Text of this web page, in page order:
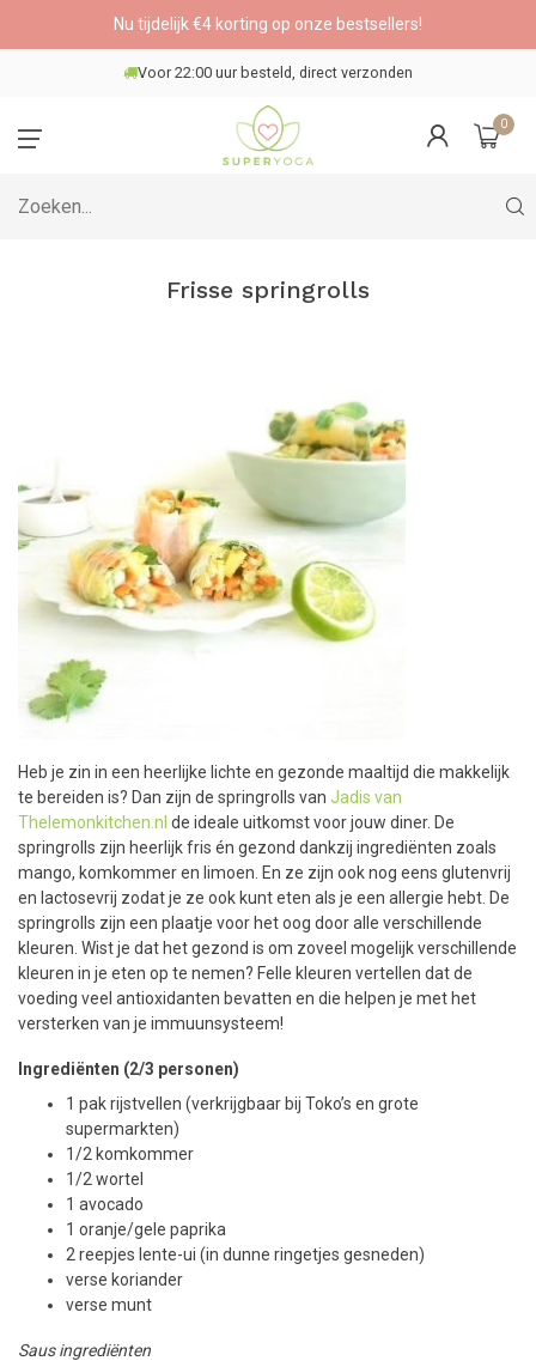
Nu tijdelijk €4 korting op onze bestsellers!
Voor 22:00 uur besteld, direct verzonden
0
Frisse springrolls
Heb je zin in een heerlijke lichte en gezonde maaltijd die makkelijk
te bereiden is? Dan zijn de springrolls van Jadis van
Thelemonkitchen.nl de ideale uitkomst voor jouw diner. De
springrolls zijn heerlijk fris én gezond dankzij ingrediënten zoals
mango, komkommer en limoen. En ze zijn ook nog eens glutenvrij
en lactosevrij zodat je ze ook kunt eten als je een allergie hebt. De
springrolls zijn een plaatje voor het oog door alle verschillende
kleuren. Wist je dat het gezond is om zoveel mogelijk verschillende
kleuren in je eten op te nemen? Felle kleuren vertellen dat de
voeding veel antioxidanten bevatten en die helpen je met het
versterken van je immuunsysteem!
Ingrediënten (2/3 personen)
1 pak rijstvellen (verkrijgbaar bij Toko’s en grote
supermarkten)
1/2 komkommer
1/2 wortel
1 avocado
1 oranje/gele paprika
2 reepjes lente-ui (in dunne ringetjes gesneden)
verse koriander
verse munt
Saus ingrediënten